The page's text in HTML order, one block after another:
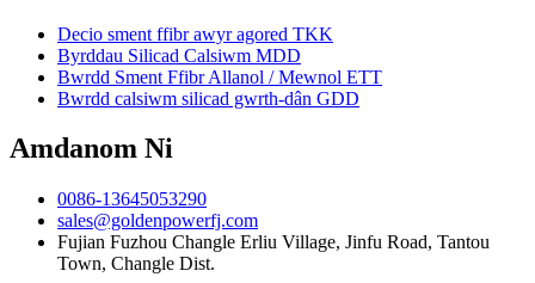
Decio sment ffibr awyr agored TKK
Byrddau Silicad Calsiwm MDD
Bwrdd Sment Ffibr Allanol / Mewnol ETT
Bwrdd calsiwm silicad gwrth-dân GDD
Amdanom Ni
0086-13645053290
sales@goldenpowerfj.com
Fujian Fuzhou Changle Erliu Village, Jinfu Road, Tantou
Town, Changle Dist.